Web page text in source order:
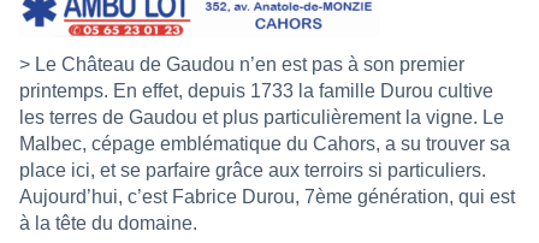
> Le Château de Gaudou n’en est pas à son premier
printemps. En effet, depuis 1733 la famille Durou cultive
les terres de Gaudou et plus particulièrement la vigne. Le
Malbec, cépage emblématique du Cahors, a su trouver sa
place ici, et se parfaire grâce aux terroirs si particuliers.
Aujourd’hui, c’est Fabrice Durou, 7ème génération, qui est
à la tête du domaine.